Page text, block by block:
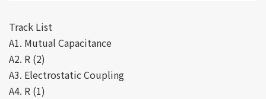
Track List
A1. Mutual Capacitance
A2. R (2)
A3. Electrostatic Coupling
A4. R (1)